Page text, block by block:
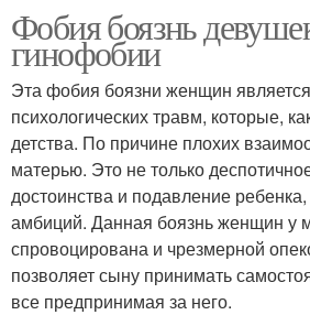
Фобия боязнь
гинофобии
Эта фобия боязни женщин
психологических травм, которые,
детства. По причине плохих
матерью. Это не только
достоинства и подавление ребенка,
амбиций. Данная боязнь женщин у
спровоцирована и чрезмерной
позволяет сыну принимать
все предпринимая за него.